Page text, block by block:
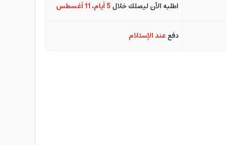
اطلبه الآن ليصلك خلال 5 أيام ، 11 أغسطس
دفععند الإستلام